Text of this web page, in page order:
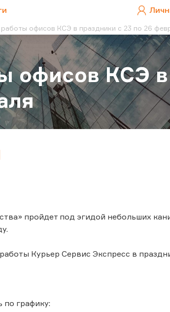
работы офисов КСЭ в праздники с 23 по 26
офисов КСЭ
пройдет под эгидой небольших
Курьер Сервис Экспресс в
графику: